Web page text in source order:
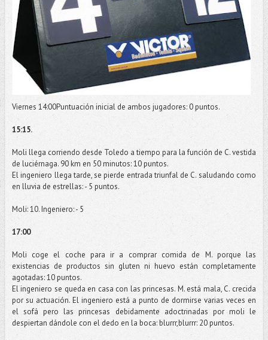
Viernes 14:00Puntuación inicial de ambos jugadores: 0 puntos.
15:15.
Moli llega corriendo desde Toledo a tiempo para la función de C. vestida
de luciérnaga. 90 km en 50 minutos: 10 puntos.
El ingeniero llega tarde, se pierde entrada triunfal de C. saludando como
en lluvia de estrellas: - 5 puntos.
Moli: 10. Ingeniero: - 5
17:00
Moli coge el coche para ir a comprar comida de M. porque las
existencias de productos sin gluten ni huevo están completamente
agotadas: 10 puntos.
El ingeniero se queda en casa con las princesas. M. está mala, C. crecida
por su actuación. El ingeniero está a punto de dormirse varias veces en
el sofá pero las princesas debidamente adoctrinadas pormoli le
despiertan dándole con el dedo en la boca:blurrr,blurrr: 20 puntos.